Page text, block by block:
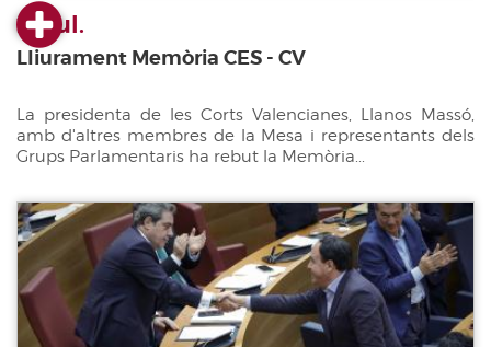
23 jul.
Lliurament Memòria CES - CV
La presidenta de les Corts Valencianes, Llanos Massó,
amb d'altres membres de la Mesa i representants dels
Grups Parlamentaris ha rebut la Memòria...